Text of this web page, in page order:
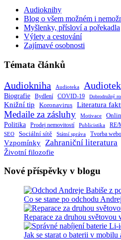
Audioknihy
Blog o všem možném i
Myšlenky, přísloví a pořekadla
Výlety a cestování
Zajímavé osobnosti
Témata článků
Audiokniha Audioteka
Biografie Bydlení COVID-19 Dobrodružný
Knižní tip Koronavirus Literatura
Medaile za zásluhy Motivace
Politika Prodej nemovitostí Publicistika RE/
SEO Sociální sítě Státní správa Tvorba
Vzpomínky Zahraniční literatura
Životní filozofie
Nové příspěvky v blogu
Co se stane po odchodu
Reparace za druhou světovou
Jak se starat o baterii v mobilu